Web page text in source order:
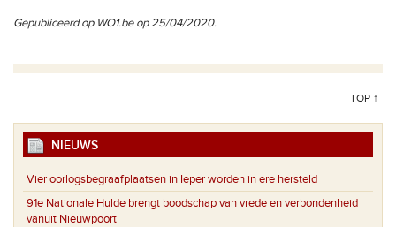
Gepubliceerd op WO1.be op 25/04/2020.
TOP ↑
NIEUWS
Vier oorlogsbegraafplaatsen in Ieper worden in ere hersteld
91e Nationale Hulde brengt boodschap van vrede en verbondenheid
vanuit Nieuwpoort